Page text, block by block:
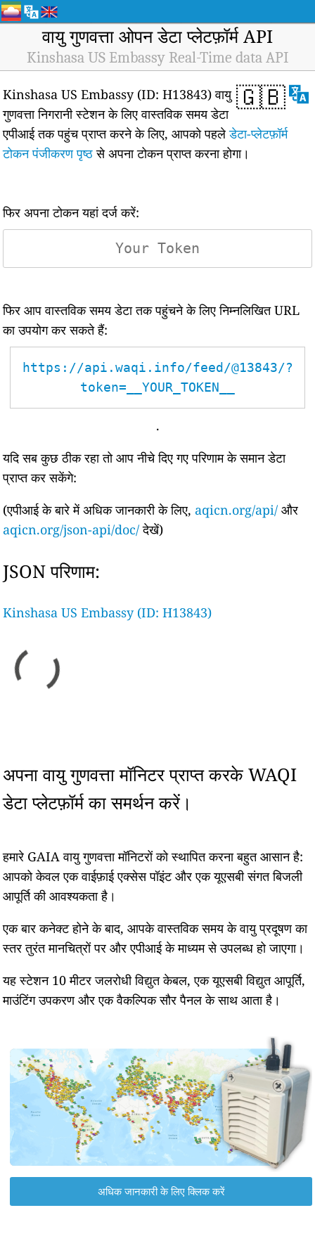
वायु गुणवत्ता ओपन डेटा प्लेटफ़ॉर्म API
Kinshasa US Embassy Real-Time data API
🇬🇧
Kinshasa US Embassy (ID: H13843) वायु
गुणवत्ता निगरानी स्टेशन के लिए वास्तविक समय डेटा
एपीआई तक पहुंच प्राप्त करने के लिए, आपको पहलेडेटा-प्लेटफ़ॉर्म
टोकन पंजीकरण पृष्ठसे अपना टोकन प्राप्त करना होगा।
फिर अपना टोकन यहां दर्ज करें:
फिर आप वास्तविक समय डेटा तक पहुंचने के लिए निम्नलिखित URL
का उपयोग कर सकते हैं:
https://api.waqi.info/feed/@13843/?
token=__YOUR_TOKEN__
.
यदि सब कुछ ठीक रहा तो आप नीचे दिए गए परिणाम के समान डेटा
प्राप्त कर सकेंगे:
(एपीआई के बारे में अधिक जानकारी के लिए, aqicn.org/api/ और
aqicn.org/json-api/doc/देखें)
JSON परिणाम:
Kinshasa US Embassy (ID: H13843)
अपना वायु गुणवत्ता मॉनिटर प्राप्त करके WAQI
डेटा प्लेटफ़ॉर्म का समर्थन करें।
हमारे GAIA वायु गुणवत्ता मॉनिटरों को स्थापित करना बहुत आसान है:
आपको केवल एक वाईफ़ाई एक्सेस पॉइंट और एक यूएसबी संगत बिजली
आपूर्ति की आवश्यकता है।
एक बार कनेक्ट होने के बाद, आपके वास्तविक समय के वायु प्रदूषण का
स्तर तुरंत मानचित्रों पर और एपीआई के माध्यम से उपलब्ध हो जाएगा।
यह स्टेशन 10 मीटर जलरोधी विद्युत केबल, एक यूएसबी विद्युत आपूर्ति,
माउंटिंग उपकरण और एक वैकल्पिक सौर पैनल के साथ आता है।
अधिक जानकारी के लिए क्लिक करें